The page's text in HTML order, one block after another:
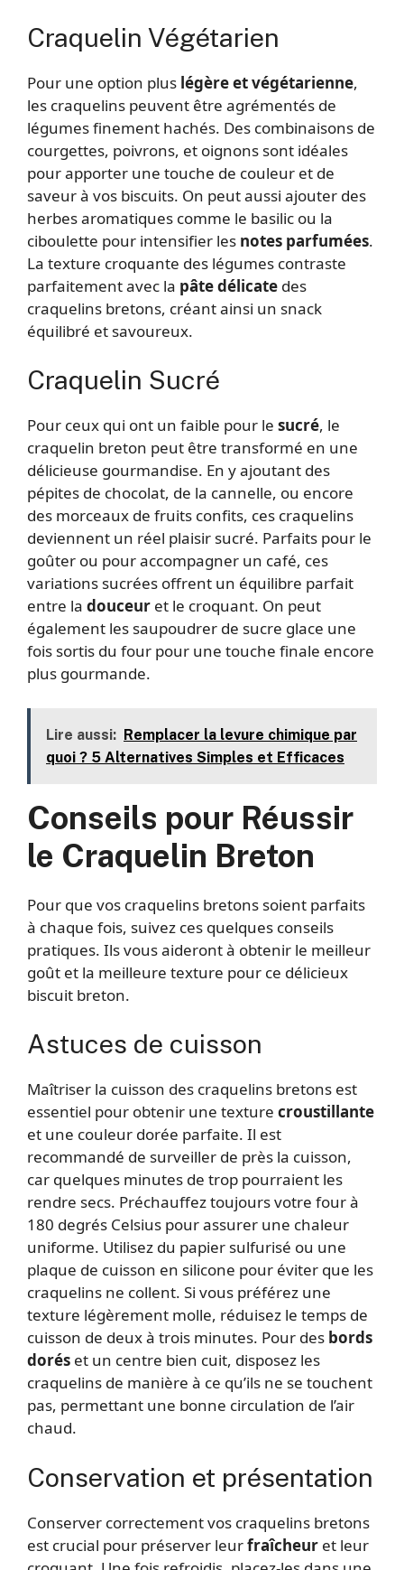
Craquelin Végétarien
Pour une option plus légère et végétarienne,
les craquelins peuvent être agrémentés de
légumes finement hachés. Des combinaisons de
courgettes, poivrons, et oignons sont idéales
pour apporter une touche de couleur et de
saveur à vos biscuits. On peut aussi ajouter des
herbes aromatiques comme le basilic ou la
ciboulette pour intensifier les notes parfumées.
La texture croquante des légumes contraste
parfaitement avec la pâte délicate des
craquelins bretons, créant ainsi un snack
équilibré et savoureux.
Craquelin Sucré
Pour ceux qui ont un faible pour le sucré, le
craquelin breton peut être transformé en une
délicieuse gourmandise. En y ajoutant des
pépites de chocolat, de la cannelle, ou encore
des morceaux de fruits confits, ces craquelins
deviennent un réel plaisir sucré. Parfaits pour le
goûter ou pour accompagner un café, ces
variations sucrées offrent un équilibre parfait
entre la douceur et le croquant. On peut
également les saupoudrer de sucre glace une
fois sortis du four pour une touche finale encore
plus gourmande.
Lire aussi: Remplacer la levure chimique par
quoi ? 5 Alternatives Simples et Efficaces
Conseils pour Réussir
le Craquelin Breton
Pour que vos craquelins bretons soient parfaits
à chaque fois, suivez ces quelques conseils
pratiques. Ils vous aideront à obtenir le meilleur
goût et la meilleure texture pour ce délicieux
biscuit breton.
Astuces de cuisson
Maîtriser la cuisson des craquelins bretons est
essentiel pour obtenir une texture croustillante
et une couleur dorée parfaite. Il est
recommandé de surveiller de près la cuisson,
car quelques minutes de trop pourraient les
rendre secs. Préchauffez toujours votre four à
180 degrés Celsius pour assurer une chaleur
uniforme. Utilisez du papier sulfurisé ou une
plaque de cuisson en silicone pour éviter que les
craquelins ne collent. Si vous préférez une
texture légèrement molle, réduisez le temps de
cuisson de deux à trois minutes. Pour des bords
dorés et un centre bien cuit, disposez les
craquelins de manière à ce qu’ils ne se touchent
pas, permettant une bonne circulation de l’air
chaud.
Conservation et présentation
Conserver correctement vos craquelins bretons
est crucial pour préserver leurfraîcheur et leur